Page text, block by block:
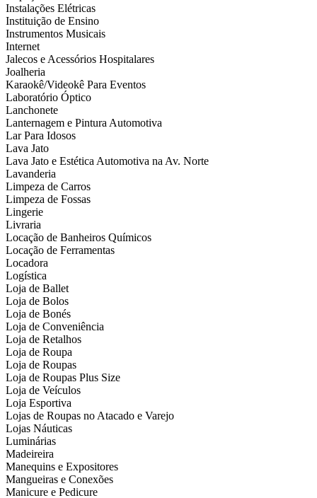
Instalações Elétricas
Instituição de Ensino
Instrumentos Musicais
Internet
Jalecos e Acessórios Hospitalares
Joalheria
Karaokê/Videokê Para Eventos
Laboratório Óptico
Lanchonete
Lanternagem e Pintura Automotiva
Lar Para Idosos
Lava Jato
Lava Jato e Estética Automotiva na Av. Norte
Lavanderia
Limpeza de Carros
Limpeza de Fossas
Lingerie
Livraria
Locação de Banheiros Químicos
Locação de Ferramentas
Locadora
Logística
Loja de Ballet
Loja de Bolos
Loja de Bonés
Loja de Conveniência
Loja de Retalhos
Loja de Roupa
Loja de Roupas
Loja de Roupas Plus Size
Loja de Veículos
Loja Esportiva
Lojas de Roupas no Atacado e Varejo
Lojas Náuticas
Luminárias
Madeireira
Manequins e Expositores
Mangueiras e Conexões
Manicure e Pedicure